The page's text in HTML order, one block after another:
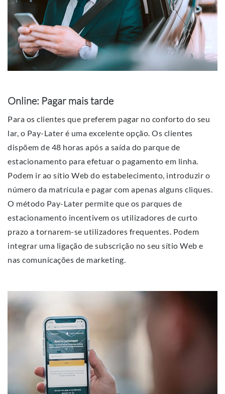
Online: Pagar mais tarde
Para os clientes que preferem pagar no conforto do seu
lar, o Pay-Later é uma excelente opção. Os clientes
dispõem de 48 horas após a saída do parque de
estacionamento para efetuar o pagamento em linha.
Podem ir ao sítio Web do estabelecimento, introduzir o
número da matrícula e pagar com apenas alguns cliques.
O método Pay-Later permite que os parques de
estacionamento incentivem os utilizadores de curto
prazo a tornarem-se utilizadores frequentes. Podem
integrar uma ligação de subscrição no seu sítio Web e
nas comunicações de marketing.